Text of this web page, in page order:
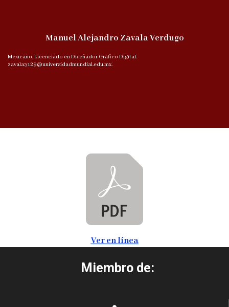
Manuel Alejandro Zavala Verdugo
Mexicano. Licenciado en Diseñador Gráfico Digital.
zavala3129@universidadmundial.edu.mx.
Ver en línea
Miembro de: